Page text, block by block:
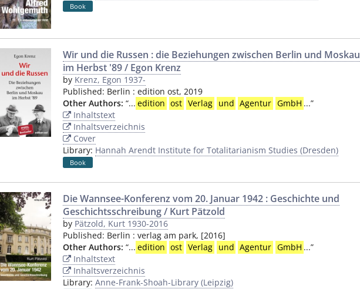
Book
Wir und die Russen : die Beziehungen zwischen Berlin und Moskau
im Herbst '89 / Egon Krenz
by Krenz, Egon 1937-
Published: Berlin : edition ost, 2019
Other Authors: “... edition ost Verlag und Agentur GmbH ...”
Inhaltstext
Inhaltsverzeichnis
Cover
Library: Hannah Arendt Institute for Totalitarianism Studies (Dresden)
Book
Die Wannsee-Konferenz vom 20. Januar 1942 : Geschichte und
Geschichtsschreibung / Kurt Pätzold
by Pätzold, Kurt 1930-2016
Published: Berlin : verlag am park, [2016]
Other Authors: “... edition ost Verlag und Agentur GmbH ...”
Inhaltstext
Inhaltsverzeichnis
Library: Anne-Frank-Shoah-Library (Leipzig)